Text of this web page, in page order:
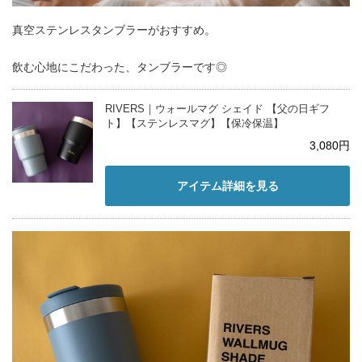
真空ステンレスタンブラーがおすすめ。
飲む心地にこだわった、タンブラーです◎
RIVERS｜ウォールマグ シェイド 【父の日ギフ
ト】【ステンレスマグ】【保冷保温】
3,080円
アイテム詳細を見る